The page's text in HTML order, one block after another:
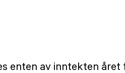
enten av inntekten